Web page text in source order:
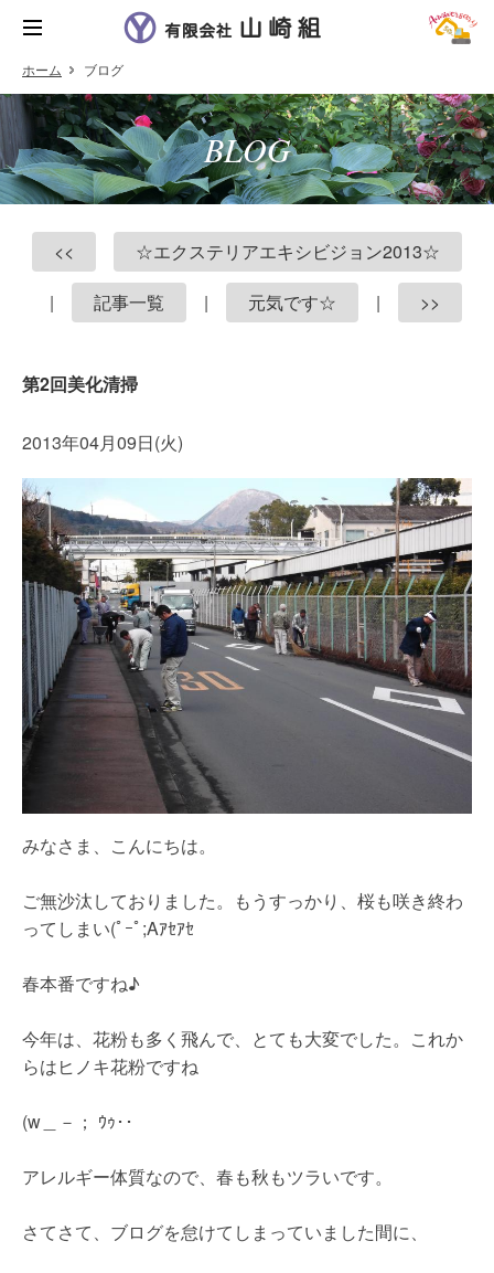
ホーム ブログ
BLOG
<<
☆エクステリアエキシビジョン2013☆
|
記事一覧 | 元気です☆ | >>
第2回美化清掃
2013年04月09日(火)
みなさま、こんにちは。
ご無沙汰しておりました。もうすっかり、桜も咲き終わ
ってしまい(ﾟｰﾟ;Aｱｾｱｾ
春本番ですね♪
今年は、花粉も多く飛んで、とても大変でした。これか
らはヒノキ花粉ですね
(w＿－； ｳｩ･･
アレルギー体質なので、春も秋もツラいです。
さてさて、ブログを怠けてしまっていました間に、